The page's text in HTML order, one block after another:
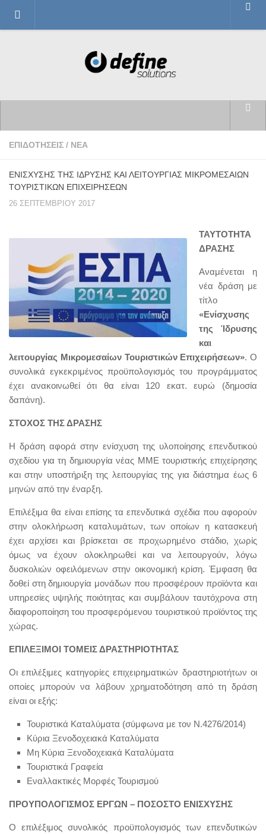
ΕΠΙΔΟΤΗΣΕΙΣ
ΠΙΣΤΟΠΟΙΗΣΕΙΣ
ΠΕΡΙΒΑΛΛΟΝ
ΨΗΦΙΑΚΗ ΑΣΦΑΛΕΙΑ
ΑΡΧΙΚΗ ΣΕΛΙΔΑ
ΕΠΙΔΟΤΗΣΕΙΣ / ΝΕΑ
ΕΝΙΣΧΥΣΗΣ ΤΗΣ ΙΔΡΥΣΗΣ ΚΑΙ ΛΕΙΤΟΥΡΓΙΑΣ ΜΙΚΡΟΜΕΣΑΙΩΝ
ΤΟΥΡΙΣΤΙΚΩΝ ΕΠΙΧΕΙΡΗΣΕΩΝ
26 ΣΕΠΤΕΜΒΡΊΟΥ 2017
ΤΑΥΤΟΤΗΤΑ
ΔΡΑΣΗΣ
Αναμένεται η
νέα δράση με
τίτλο
«Ενίσχυσης
της Ίδρυσης
και
λειτουργίας Μικρομεσαίων Τουριστικών Επιχειρήσεων». Ο
συνολικά εγκεκριμένος προϋπολογισμός του προγράμματος
έχει ανακοινωθεί ότι θα είναι 120 εκατ. ευρώ (δημοσία
δαπάνη).
ΣΤΟΧΟΣ ΤΗΣ ΔΡΑΣΗΣ
Η δράση αφορά στην ενίσχυση της υλοποίησης επενδυτικού
σχεδίου για τη δημιουργία νέας ΜΜΕ τουριστικής επιχείρησης
και στην υποστήριξη της λειτουργίας της για διάστημα έως 6
μηνών από την έναρξη.
Επιλέξιμα θα είναι επίσης τα επενδυτικά σχέδια που αφορούν
στην ολοκλήρωση καταλυμάτων, των οποίων η κατασκευή
έχει αρχίσει και βρίσκεται σε προχωρημένο στάδιο, χωρίς
όμως να έχουν ολοκληρωθεί και να λειτουργούν, λόγω
δυσκολιών οφειλόμενων στην οικονομική κρίση. Έμφαση θα
δοθεί στη δημιουργία μονάδων που προσφέρουν προϊόντα και
υπηρεσίες υψηλής ποιότητας και συμβάλουν ταυτόχρονα στη
διαφοροποίηση του προσφερόμενου τουριστικού προϊόντος της
χώρας.
ΕΠΙΛΕΞΙΜΟΙ ΤΟΜΕΙΣ ΔΡΑΣΤΗΡΙΟΤΗΤΑΣ
Οι επιλέξιμες κατηγορίες επιχειρηματικών δραστηριοτήτων οι
οποίες μπορούν να λάβουν χρηματοδότηση από τη δράση
είναι οι εξής:
Τουριστικά Καταλύματα (σύμφωνα με τον Ν.4276/2014)
Κύρια Ξενοδοχειακά Καταλύματα
Μη Κύρια Ξενοδοχειακά Καταλύματα
Τουριστικά Γραφεία
Εναλλακτικές Μορφές Τουρισμού
ΠΡΟΥΠΟΛΟΓΙΣΜΟΣ ΕΡΓΩΝ – ΠΟΣΟΣΤΟ ΕΝΙΣΧΥΣΗΣ
Ο επιλέξιμος συνολικός προϋπολογισμός των επενδυτικών